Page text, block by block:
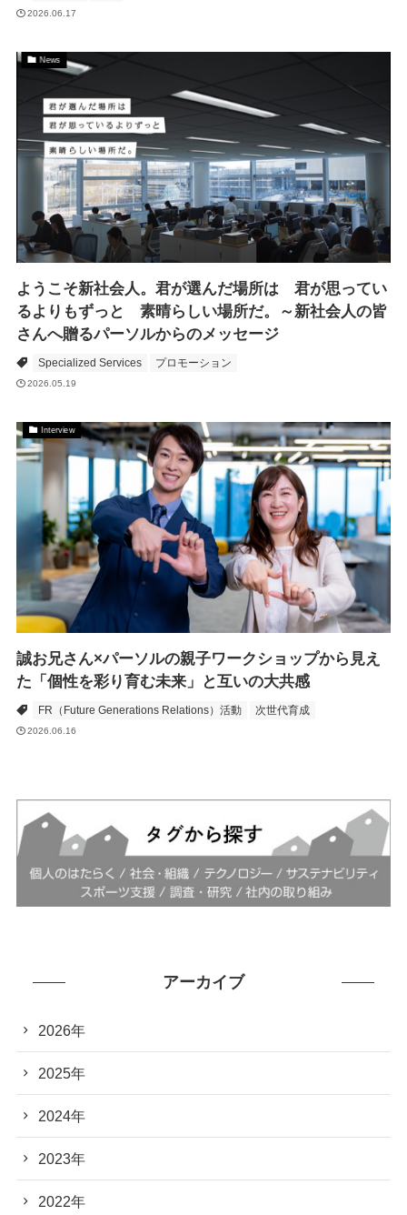
2026.06.17
News
ようこそ新社会人。君が選んだ場所は 君が思ってい
るよりもずっと 素晴らしい場所だ。～新社会人の皆
さんへ贈るパーソルからのメッセージ
Specialized Services プロモーション
2026.05.19
Interview
誠お兄さん×パーソルの親子ワークショップから見え
た「個性を彩り育む未来」と互いの大共感
FR（Future Generations Relations）活動 次世代育成
2026.06.16
アーカイブ
2026年
2025年
2024年
2023年
2022年